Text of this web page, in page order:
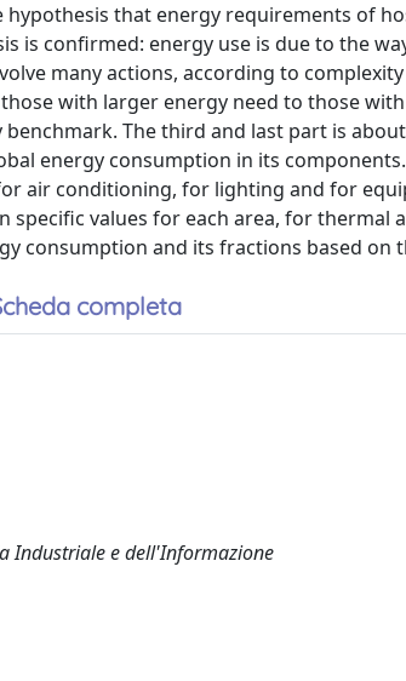
hypothesis that energy requirements of
is confirmed: energy use is due to the
many actions, according to
with larger energy need to those
The third and last part is
energy consumption in its
air conditioning, for lighting and for
specific values for each area, for
consumption and its fractions based on
completa
Industriale e dell'Informazione